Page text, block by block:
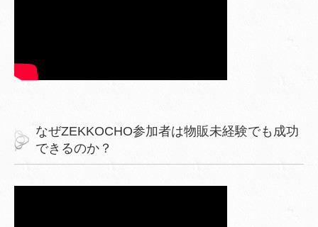
なぜZEKKOCHO参加者は物販未経験でも成功
できるのか？